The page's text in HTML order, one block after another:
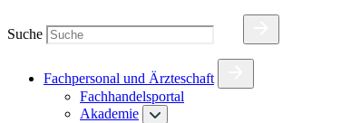
Suche
Fachpersonal und Ärzteschaft
Fachhandelsportal
Akademie